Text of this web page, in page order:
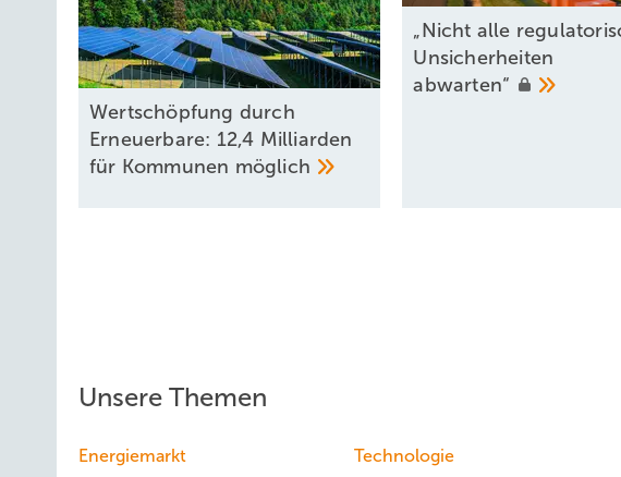
Wertschöpfung durch
Erneuerbare: 12,4 Milliarden
für Kommunen möglich
„Nicht alle
Unsicherheiten
abwarten“
Unsere Themen
Energiemarkt Technologie